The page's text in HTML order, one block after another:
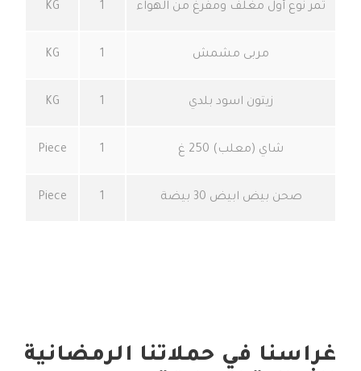
تمر نوع أول مغلف ومفرغ من الهواء 1
KG
مربى مشمش 1
KG
زيتون اسود بلدي 1
KG
شاي (معلب) 250 غ 1
Piece
صحن بيض ابيض 30 بيضة 1
Piece
غراسنا في حملاتنا الرمضانية